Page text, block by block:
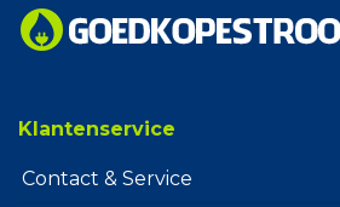
Klantenservice
Contact & Service